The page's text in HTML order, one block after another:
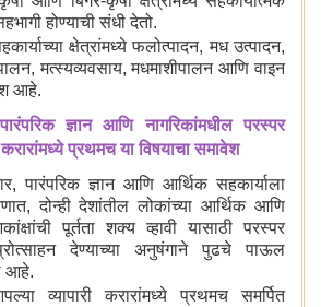
होण्याची संधी देतो.
क्षेत्रांमध्ये फलोत्पादन, मध उत्पादन,
मत्स्यव्यवसाय, मधमाशीपालन आणि वाइन
आहे.
ज्ञान आणि नागरिकांमधील परस्पर
प्रथमच या विषयाचा समावेश
पारंपरिक ज्ञान आणि आर्थिक सहकार्याला
दोन्ही देशांतील लोकांच्या आर्थिक आणि
पूर्तता शक्य व्हावी यासाठी परस्पर
देण्याच्या अनुषंगाने पुढचे पाऊल
आहे.
व्यापारी करारांमध्ये प्रथमच समर्पित